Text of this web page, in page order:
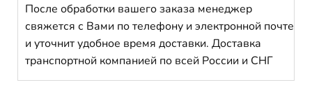
После обработки вашего заказа менеджер
свяжется с Вами по телефону и электронной почте
и уточнит удобное время доставки. Доставка
транспортной компанией по всей России и СНГ